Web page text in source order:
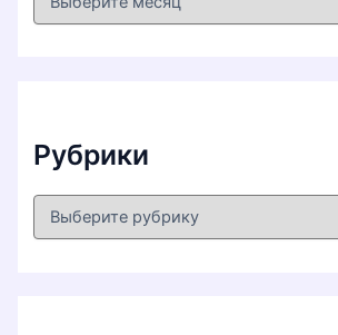
Рубрики
Р